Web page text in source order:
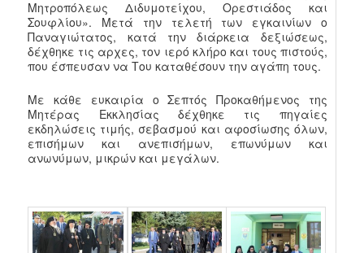
Μητροπόλεως Διδυμοτείχου, Ορεστιάδος και
Σουφλίου». Μετά την τελετή των εγκαινίων ο
Παναγιώτατος, κατά την διάρκεια δεξιώσεως,
δέχθηκε τις αρχες, τον ιερό κλήρο και τους πιστούς,
που έσπευσαν να Του καταθέσουν την αγάπη τους.
Με κάθε ευκαιρία ο Σεπτός Προκαθήμενος της
Μητέρας Εκκλησίας δέχθηκε τις πηγαίες
εκδηλώσεις τιμής, σεβασμού και αφοσίωσης όλων,
επισήμων και ανεπισήμων, επωνύμων και
ανωνύμων, μικρών και μεγάλων.